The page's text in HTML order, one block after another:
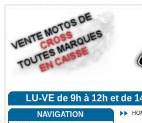
LU-VE de 9h à 12h et de
NAVIGATION